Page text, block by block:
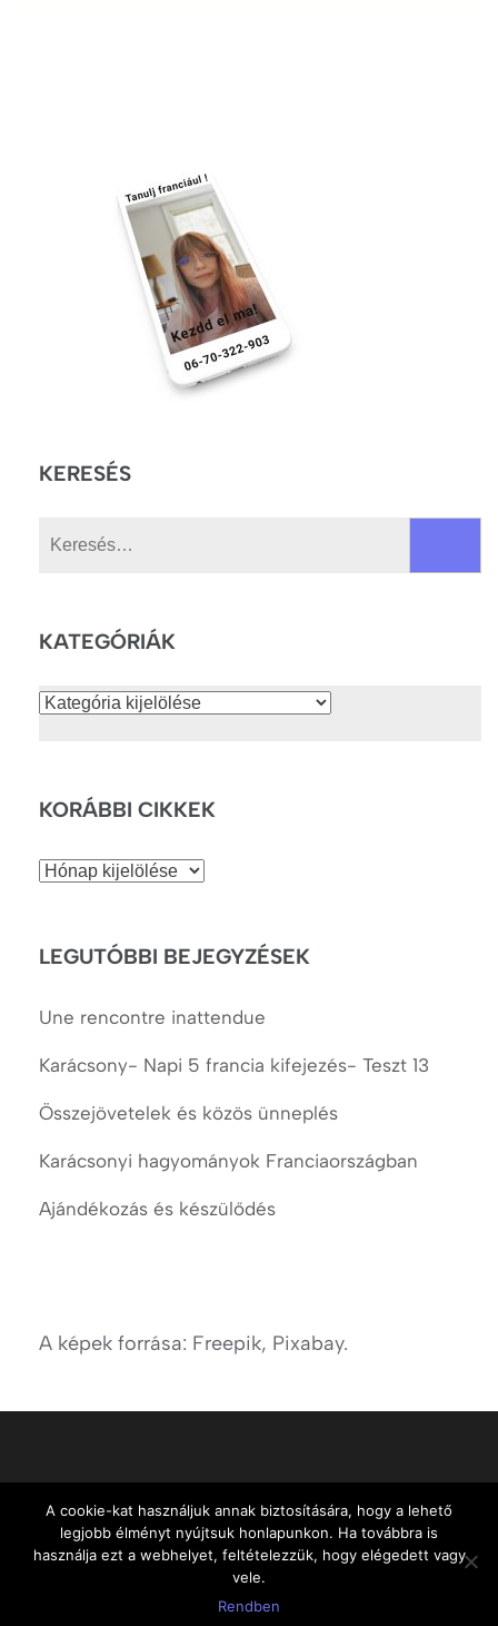
KERESÉS
KATEGÓRIÁK
Kategóriák
KORÁBBI CIKKEK
Korábbi
LEGUTÓBBI BEJEGYZÉSEK
Une rencontre inattendue
Karácsony- Napi 5 francia kifejezés- Teszt 13
Összejövetelek és közös ünneplés
Karácsonyi hagyományok Franciaországban
Ajándékozás és készülődés
A képek forrása: Freepik, Pixabay.
Minden jog fentartva © skypefrancia.hu 2024
Rara Themes. Powered by
A cookie-kat használjuk annak biztosítására, hogy a lehető
legjobb élményt nyújtsuk honlapunkon. Ha továbbra is
használja ezt a webhelyet, feltételezzük, hogy elégedett vagy
vele.
Rendben